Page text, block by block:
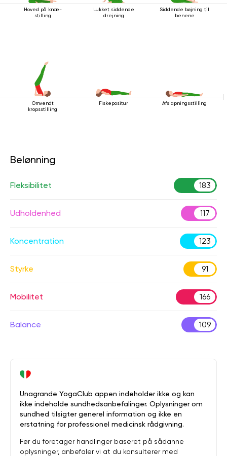
Hoved på knæ-
stilling
Lukket siddende
drejning
Siddende bøjning til
benene
Omvendt
kropsstilling
Fiskepositur Afslapningsstilling
Belønning
Fleksibilitet 183
Udholdenhed 117
Koncentration 123
Styrke 91
Mobilitet 166
Balance 109
Unagrande YogaClub appen indeholder ikke og kan
ikke indeholde sundhedsanbefalinger. Oplysninger om
sundhed tilsigter generel information og ikke en
erstatning for professionel medicinsk rådgivning.
Før du foretager handlinger baseret på sådanne
oplysninger, anbefaler vi at du konsulterer med